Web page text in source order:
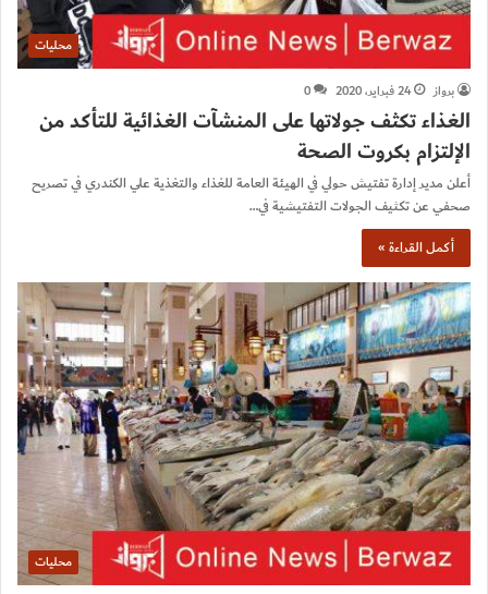
محليات
برواز
24 فبراير، 2020 0
الغذاء تكثف جولاتها على المنشآت الغذائية للتأكد من
الإلتزام بكروت الصحة
أعلن مدير إدارة تفتيش حولي في الهيئة العامة للغذاء والتغذية علي الكندري في تصريح
صحفي عن تكثيف الجولات التفتيشية في…
أكمل القراءة »
محليات